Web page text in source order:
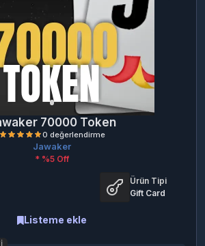
70000 Token
Jawaker
* %5 Off
Ürün Tipi
Gift Card
Listeme ekle